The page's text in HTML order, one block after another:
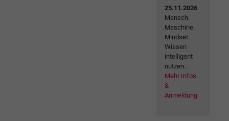
25.11.2026
Mensch.
Maschine.
Mindset:
Wissen
intelligent
nutzen...
Mehr Infos
&
Anmeldung